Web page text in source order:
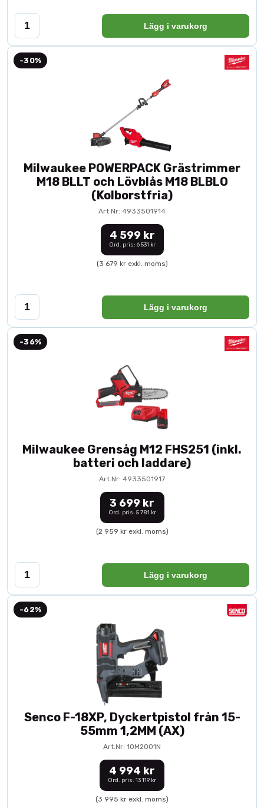
Lägg i varukorg
-30%
Milwaukee POWERPACK Grästrimmer
M18 BLLT och Lövblås M18 BLBLO
(Kolborstfria)
Art.Nr: 4933501914
4 599 kr
Ord. pris: 6 531 kr
(3 679 kr exkl. moms)
Lägg i varukorg
-36%
Milwaukee Grensåg M12 FHS251 (inkl.
batteri och laddare)
Art.Nr: 4933501917
3 699 kr
Ord. pris: 5 781 kr
(2 959 kr exkl. moms)
Lägg i varukorg
-62%
Senco F-18XP, Dyckertpistol från 15-
55mm 1,2MM (AX)
Art.Nr: 10M2001N
4 994 kr
Ord. pris: 13 119 kr
(3 995 kr exkl. moms)